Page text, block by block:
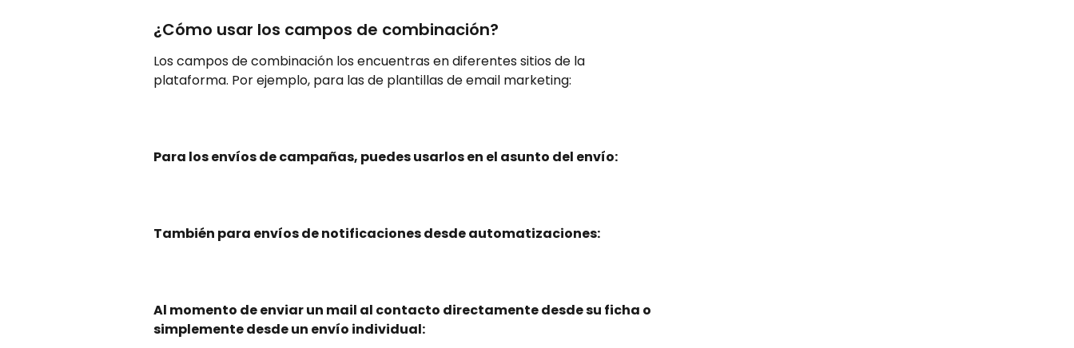
¿Cómo usar los campos de combinación?
Los campos de combinación los encuentras en diferentes sitios de la
plataforma. Por ejemplo, para las de plantillas de email marketing:
Para los envíos de campañas, puedes usarlos en el asunto del envío:
También para envíos de notificaciones desde automatizaciones:
Al momento de enviar un mail al contacto directamente desde su ficha o
simplemente desde un envío individual: